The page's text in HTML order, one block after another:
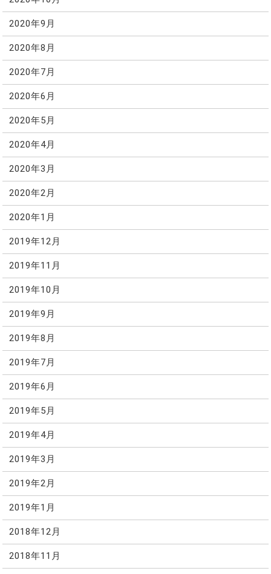
2020年9月
2020年8月
2020年7月
2020年6月
2020年5月
2020年4月
2020年3月
2020年2月
2020年1月
2019年12月
2019年11月
2019年10月
2019年9月
2019年8月
2019年7月
2019年6月
2019年5月
2019年4月
2019年3月
2019年2月
2019年1月
2018年12月
2018年11月